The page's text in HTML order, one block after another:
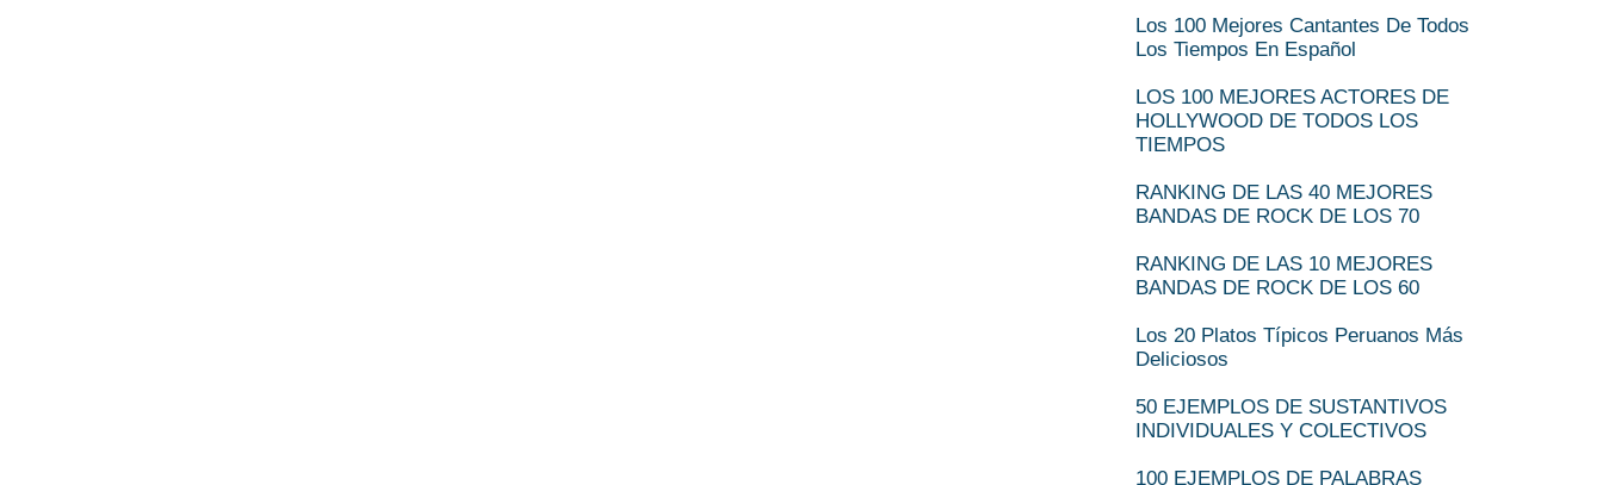
Los 100 Mejores Cantantes De Todos
Los Tiempos En Español
LOS 100 MEJORES ACTORES DE
HOLLYWOOD DE TODOS LOS
TIEMPOS
RANKING DE LAS 40 MEJORES
BANDAS DE ROCK DE LOS 70
RANKING DE LAS 10 MEJORES
BANDAS DE ROCK DE LOS 60
Los 20 Platos Típicos Peruanos Más
Deliciosos
50 EJEMPLOS DE SUSTANTIVOS
INDIVIDUALES Y COLECTIVOS
100 EJEMPLOS DE PALABRAS